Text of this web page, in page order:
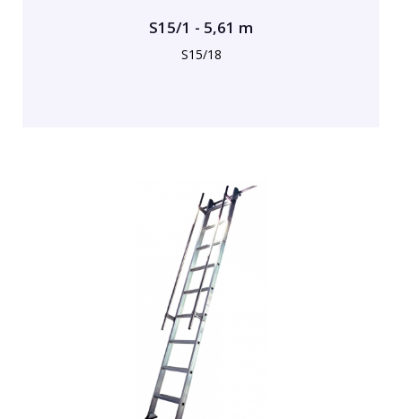
S15/1 - 5,61 m
S15/18